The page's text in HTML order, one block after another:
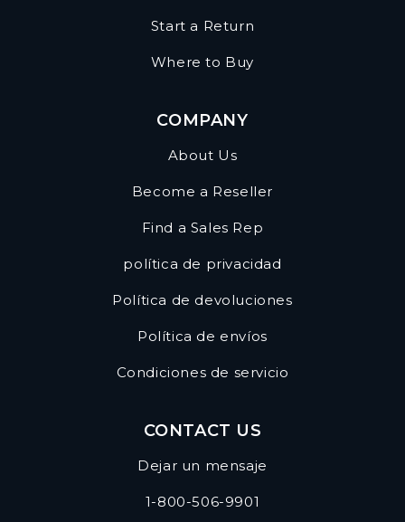
Start a Return
Where to Buy
COMPANY
About Us
Become a Reseller
Find a Sales Rep
política de privacidad
Política de devoluciones
Política de envíos
Condiciones de servicio
CONTACT US
Dejar un mensaje
1-800-506-9901